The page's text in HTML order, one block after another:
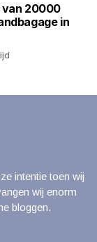
van 20000
in
intentie toen wij
wij enorm
bloggen.